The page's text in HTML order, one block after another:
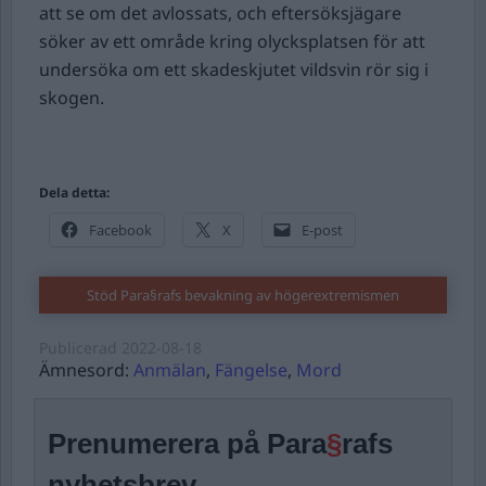
att se om det avlossats, och eftersöksjägare
söker av ett område kring olycksplatsen för att
undersöka om ett skadeskjutet vildsvin rör sig i
skogen.
Dela detta:
Facebook X E-post
Stöd Para§rafs bevakning av högerextremismen
Ämnesord: Anmälan, Fängelse, Mord
Prenumerera på Para§rafs